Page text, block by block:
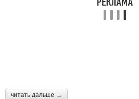
читать дальше →